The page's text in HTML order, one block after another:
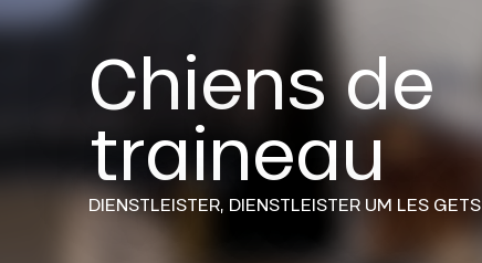
Chiens de
traineau
DIENSTLEISTER, DIENSTLEISTER UM LES GETS